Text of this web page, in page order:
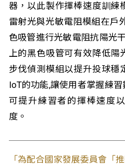
器，以此製作揮棒速度訓練
雷射光與光敏電阻模組在戶
色吸管進行光敏電阻抗陽光
上的黑色吸管可有效降低
步伐偵測模組以提升投球穩
IoT的功能,讓使用者掌握練
可提升練習者的揮棒速度
度。
「為配合國家發展委員會「